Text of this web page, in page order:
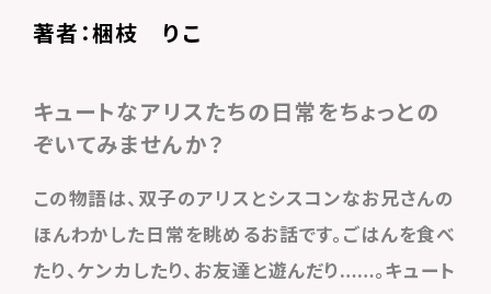
著者：梱枝 りこ
キュートなアリスたちの日常をちょっとの
ぞいてみませんか？
この物語は、双子のアリスとシスコンなお兄さんの
ほんわかした日常を眺めるお話です。ごはんを食べ
たり、ケンカしたり、お友達と遊んだり……。キュート